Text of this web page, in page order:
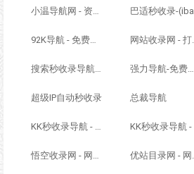
小温导航网 - 资源网址导航，汇集各大资源网，全网优质教程技术网，搜集资源就从这里开始 巴适秒收录-(ibashi.net) - 巴适导航分类网站目录 - 自助网址提交自动收录
92K导航 - 免费自动秒收录网址导航 网站收录网 - 打造最与众不同的站点收录网
搜索秒收录导航 - ACG萌次元丨ACG导航网丨二次元导航丨资源网导航丨福利网址导航 - SS秒收录导航网 强力导航-免费网站分类导航，提交收录，秒收录
超级IP自动秒收录 总裁导航
KK秒收录导航 - ACG萌次元丨ACG导航网丨二次元导航丨资源网导航丨福利网址导航 - KK秒收录导航网 KK秒收录导航 - ACG萌次元丨ACG导航网丨二次元导航丨资源网导航丨福利网址导航 - KK秒收录导航网
悟空收录网 - 网址导航大全 | 网站免费收录 | 软文外链发布平台 优站目录网 - 网址导航分类网站目录 - 自助网址提交自动收录